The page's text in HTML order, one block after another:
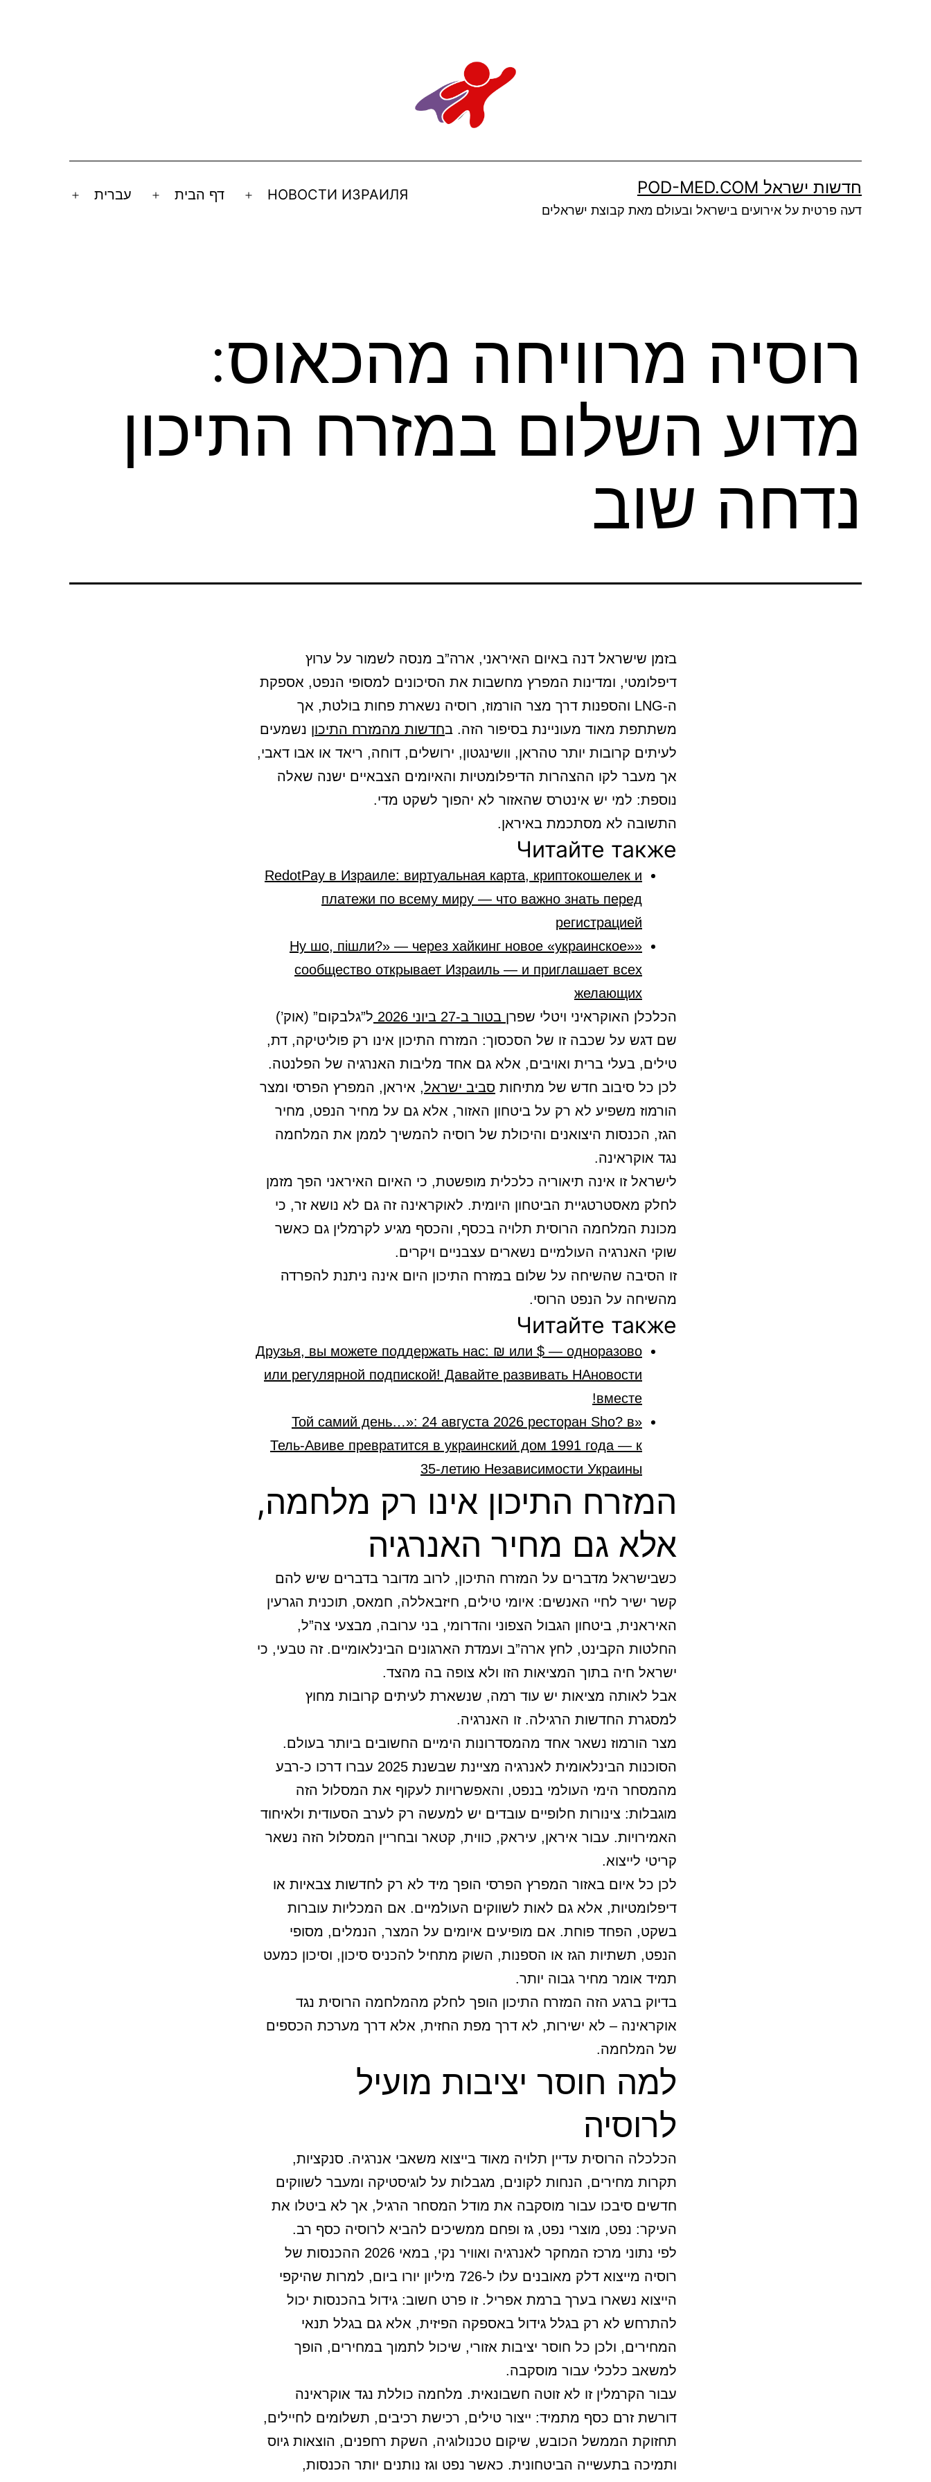
חדשות ישראל POD-MED.COM
דעה פרטית על אירועים בישראל ובעולם מאת קבוצת ישראלים
НОВОСТИ ИЗРАИЛЯ
Open
דף הבית
Open
עברית
רוסיה מרוויחה מהכאוס:
מדוע השלום במזרח התיכון
נדחה שוב
בזמן שישראל דנה באיום האיראני, ארה”ב מנסה לשמור על ערוץ
דיפלומטי, ומדינות המפרץ מחשבות את הסיכונים למסופי הנפט, אספקת
ה-LNG והספנות דרך מצר הורמוז, רוסיה נשארת פחות בולטת, אך
משתתפת מאוד מעוניינת בסיפור הזה. בחדשות מהמזרח התיכון נשמעים
לעיתים קרובות יותר טהראן, וושינגטון, ירושלים, דוחה, ריאד או אבו דאבי,
אך מעבר לקו ההצהרות הדיפלומטיות והאיומים הצבאיים ישנה שאלה
נוספת: למי יש אינטרס שהאזור לא יהפוך לשקט מדי.
התשובה לא מסתכמת באיראן.
Читайте также
RedotPay в Израиле: виртуальная карта, криптокошелек и
платежи по всему миру — что важно знать перед
регистрацией
«Ну шо, пішли?» — через хайкинг новое «украинское»
сообщество открывает Израиль — и приглашает всех
желающих
הכלכלן האוקראיני ויטלי שפרן בטור ב-27 ביוני 2026
ל”גלבקום” (אוק’)
שם דגש על שכבה זו של הסכסוך: המזרח התיכון אינו רק פוליטיקה, דת,
טילים, בעלי ברית ואויבים, אלא גם אחד מליבות האנרגיה של הפלנטה.
לכן כל סיבוב חדש של מתיחות סביב ישראל, איראן, המפרץ הפרסי ומצר
הורמוז משפיע לא רק על ביטחון האזור, אלא גם על מחיר הנפט, מחיר
הגז, הכנסות היצואנים והיכולת של רוסיה להמשיך לממן את המלחמה
נגד אוקראינה.
לישראל זו אינה תיאוריה כלכלית מופשטת, כי האיום האיראני הפך מזמן
לחלק מאסטרטגיית הביטחון היומית. לאוקראינה זה גם לא נושא זר, כי
מכונת המלחמה הרוסית תלויה בכסף, והכסף מגיע לקרמלין גם כאשר
שוקי האנרגיה העולמיים נשארים עצבניים ויקרים.
זו הסיבה שהשיחה על שלום במזרח התיכון היום אינה ניתנת להפרדה
מהשיחה על הנפט הרוסי.
Читайте также
Друзья, вы можете поддержать нас: ₪ или $ — одноразово
или регулярной подпиской! Давайте развивать НАновости
вместе!
«Той самий день…»: 24 августа 2026 ресторан Sho? в
Тель-Авиве превратится в украинский дом 1991 года — к
35-летию Независимости Украины
המזרח התיכון אינו רק מלחמה,
אלא גם מחיר האנרגיה
כשבישראל מדברים על המזרח התיכון, לרוב מדובר בדברים שיש להם
קשר ישיר לחיי האנשים: איומי טילים, חיזבאללה, חמאס, תוכנית הגרעין
האיראנית, ביטחון הגבול הצפוני והדרומי, בני ערובה, מבצעי צה”ל,
החלטות הקבינט, לחץ ארה”ב ועמדת הארגונים הבינלאומיים. זה טבעי, כי
ישראל חיה בתוך המציאות הזו ולא צופה בה מהצד.
אבל לאותה מציאות יש עוד רמה, שנשארת לעיתים קרובות מחוץ
למסגרת החדשות הרגילה. זו האנרגיה.
מצר הורמוז נשאר אחד מהמסדרונות הימיים החשובים ביותר בעולם.
הסוכנות הבינלאומית לאנרגיה מציינת שבשנת 2025 עברו דרכו כ-רבע
מהמסחר הימי העולמי בנפט, והאפשרויות לעקוף את המסלול הזה
מוגבלות: צינורות חלופיים עובדים יש למעשה רק לערב הסעודית ולאיחוד
האמירויות. עבור איראן, עיראק, כווית, קטאר ובחריין המסלול הזה נשאר
קריטי לייצוא.
לכן כל איום באזור המפרץ הפרסי הופך מיד לא רק לחדשות צבאיות או
דיפלומטיות, אלא גם לאות לשווקים העולמיים. אם המכליות עוברות
בשקט, הפחד פוחת. אם מופיעים איומים על המצר, הנמלים, מסופי
הנפט, תשתיות הגז או הספנות, השוק מתחיל להכניס סיכון, וסיכון כמעט
תמיד אומר מחיר גבוה יותר.
בדיוק ברגע הזה המזרח התיכון הופך לחלק מהמלחמה הרוסית נגד
אוקראינה – לא ישירות, לא דרך מפת החזית, אלא דרך מערכת הכספים
של המלחמה.
למה חוסר יציבות מועיל
לרוסיה
הכלכלה הרוסית עדיין תלויה מאוד בייצוא משאבי אנרגיה. סנקציות,
תקרות מחירים, הנחות לקונים, מגבלות על לוגיסטיקה ומעבר לשווקים
חדשים סיבכו עבור מוסקבה את מודל המסחר הרגיל, אך לא ביטלו את
העיקר: נפט, מוצרי נפט, גז ופחם ממשיכים להביא לרוסיה כסף רב.
לפי נתוני מרכז המחקר לאנרגיה ואוויר נקי, במאי 2026 ההכנסות של
רוסיה מייצוא דלק מאובנים עלו ל-726 מיליון יורו ביום, למרות שהיקפי
הייצוא נשארו בערך ברמת אפריל. זו פרט חשוב: גידול בהכנסות יכול
להתרחש לא רק בגלל גידול באספקה הפיזית, אלא גם בגלל תנאי
המחירים, ולכן כל חוסר יציבות אזורי, שיכול לתמוך במחירים, הופך
למשאב כלכלי עבור מוסקבה.
עבור הקרמלין זו לא זוטה חשבונאית. מלחמה כוללת נגד אוקראינה
דורשת זרם כסף מתמיד: ייצור טילים, רכישת רכיבים, תשלומים לחיילים,
תחזוקת הממשל הכובש, שיקום טכנולוגיה, השקת רחפנים, הוצאות גיוס
ותמיכה בתעשייה הביטחונית. כאשר נפט וגז נותנים יותר הכנסות,